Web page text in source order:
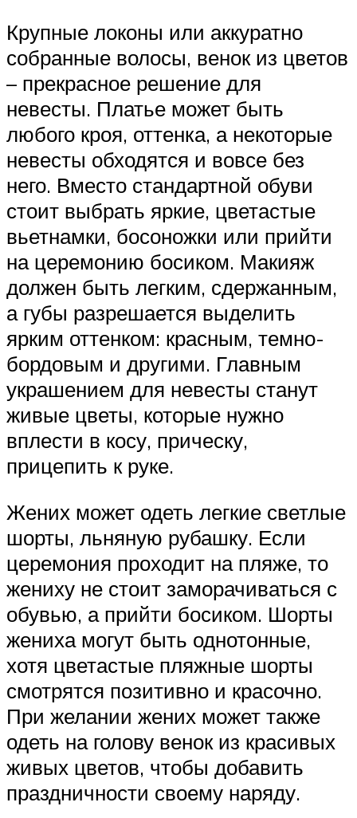
Крупные локоны или аккуратно
собранные волосы, венок из цветов
– прекрасное решение для
невесты. Платье может быть
любого кроя, оттенка, а некоторые
невесты обходятся и вовсе без
него. Вместо стандартной обуви
стоит выбрать яркие, цветастые
вьетнамки, босоножки или прийти
на церемонию босиком. Макияж
должен быть легким, сдержанным,
а губы разрешается выделить
ярким оттенком: красным, темно-
бордовым и другими. Главным
украшением для невесты станут
живые цветы, которые нужно
вплести в косу, прическу,
прицепить к руке.
Жених может одеть легкие светлые
шорты, льняную рубашку. Если
церемония проходит на пляже, то
жениху не стоит заморачиваться с
обувью, а прийти босиком. Шорты
жениха могут быть однотонные,
хотя цветастые пляжные шорты
смотрятся позитивно и красочно.
При желании жених может также
одеть на голову венок из красивых
живых цветов, чтобы добавить
праздничности своему наряду.